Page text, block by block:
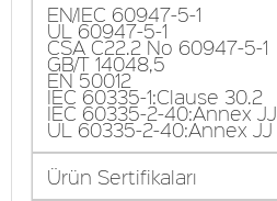
EN/IEC 60947-5-1
UL 60947-5-1
CSA C22.2 No 60947-5-1
GB/T 14048,5
EN 50012
IEC 60335-1:Clause 30.2
IEC 60335-2-40:Annex JJ
UL 60335-2-40:Annex JJ
Ürün Sertifikaları